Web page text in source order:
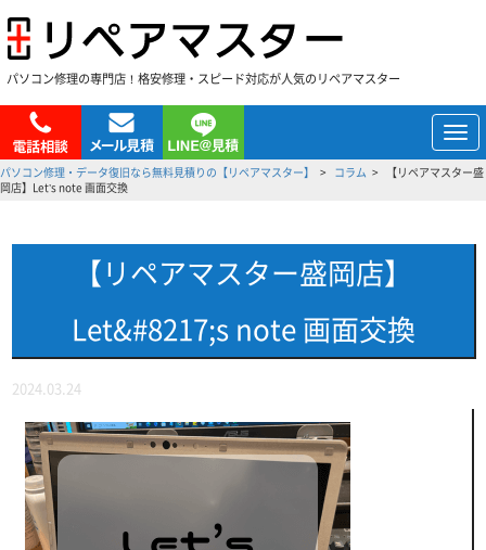
パソコン修理の専門店！格安修理・スピード対応が人気のリペアマスター
メ
ニ
ュ
パソコン修理・データ復旧なら無料見積りの【リペアマスター】 コラム
【リペアマスター盛
岡店】Let’s note 画面交換
【リペアマスター盛岡店】
Let&#8217;s note 画面交換
2024.03.24